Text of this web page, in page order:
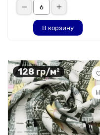
В корзину
128 гр/м²